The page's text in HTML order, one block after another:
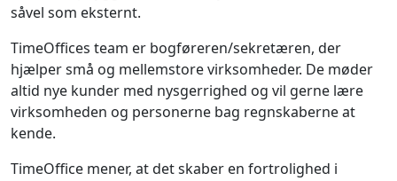
såvel som eksternt.
TimeOffices team er bogføreren/sekretæren, der
hjælper små og mellemstore virksomheder. De møder
altid nye kunder med nysgerrighed og vil gerne lære
virksomheden og personerne bag regnskaberne at
kende.
TimeOffice mener, at det skaber en fortrolighed i